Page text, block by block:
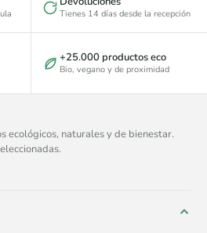
Tienes 14 días desde la recepción
+25.000 productos eco
Bio, vegano y de proximidad
ecológicos, naturales y de bienestar.